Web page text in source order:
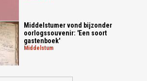
Middelstumer vond bijzonder
oorlogssouvenir: 'Een soort
gastenboek'
middelstum